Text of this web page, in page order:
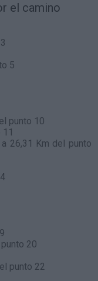
el camino
5
punto 10
a 26,31 Km del punto
20
punto 22